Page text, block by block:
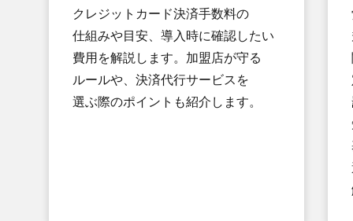
クレジットカード決済手数料の​
仕組みや​目安、​導入時に​確認したい​
費用を​解説します。​加盟店が​守る​
ルールや、​決済代行サービスを​
選ぶ際の​ポイントも​紹介します。